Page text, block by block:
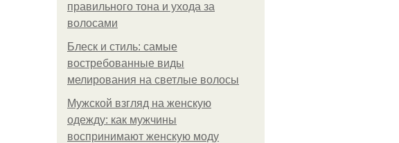
правильного тона и ухода за
волосами
Блеск и стиль: самые
востребованные виды
мелирования на светлые волосы
Мужской взгляд на женскую
одежду: как мужчины
воспринимают женскую моду